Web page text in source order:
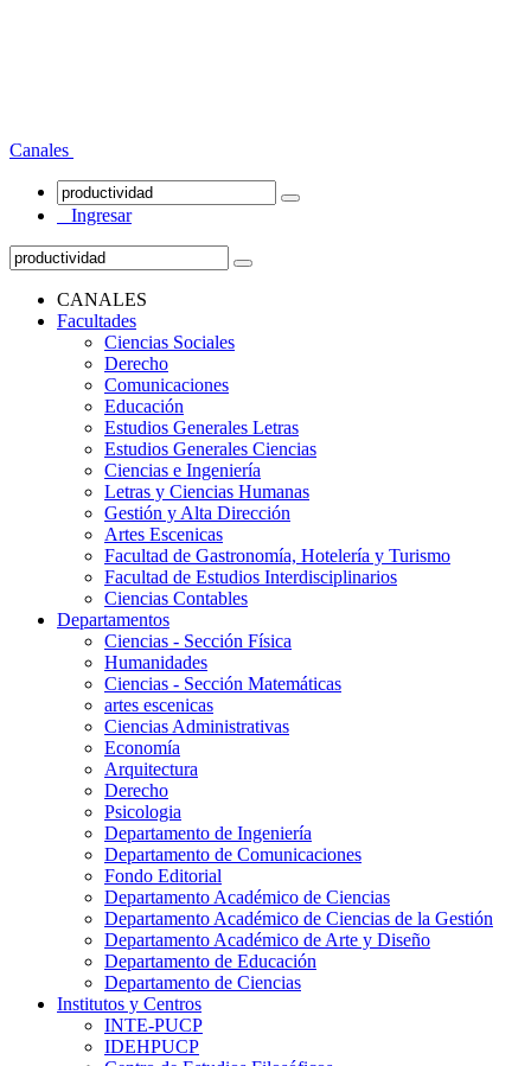
Canales
Ingresar
CANALES
Facultades
Ciencias Sociales
Derecho
Comunicaciones
Educación
Estudios Generales Letras
Estudios Generales Ciencias
Ciencias e Ingeniería
Letras y Ciencias Humanas
Gestión y Alta Dirección
Artes Escenicas
Facultad de Gastronomía, Hotelería y Turismo
Facultad de Estudios Interdisciplinarios
Ciencias Contables
Departamentos
Ciencias - Sección Física
Humanidades
Ciencias - Sección Matemáticas
artes escenicas
Ciencias Administrativas
Economía
Arquitectura
Derecho
Psicologia
Departamento de Ingeniería
Departamento de Comunicaciones
Fondo Editorial
Departamento Académico de Ciencias
Departamento Académico de Ciencias de la Gestión
Departamento Académico de Arte y Diseño
Departamento de Educación
Departamento de Ciencias
Institutos y Centros
INTE-PUCP
IDEHPUCP